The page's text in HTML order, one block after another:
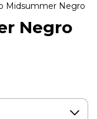
Midsummer Negro
Negro